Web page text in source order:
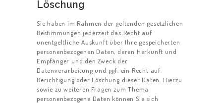
Löschung
Sie haben im Rahmen der geltenden gesetzlichen
Bestimmungen jederzeit das Recht auf
unentgeltliche Auskunft über Ihre gespeicherten
personenbezogenen Daten, deren Herkunft und
Empfänger und den Zweck der
Datenverarbeitung und ggf. ein Recht auf
Berichtigung oder Löschung dieser Daten. Hierzu
sowie zu weiteren Fragen zum Thema
personenbezogene Daten können Sie sich